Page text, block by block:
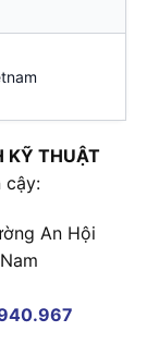
KỸ THUẬT
cậy:
An Hội